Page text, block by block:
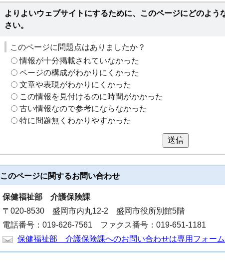
よりよいウェブサイトにするために、このページにどのよう
さい。
このページに問題点はありましたか？
情報が十分掲載されていなかった
ページの構成がわかりにくかった
文章や表現がわかりにくかった
この情報を見付けるのに時間がかかった
古い情報なので参考にならなかった
特に問題無くわかりやすかった
送信
このページに関するお問い合わせ
保健福祉部 介護保険課
〒020-8530 盛岡市内丸12-2 盛岡市役所別館5階
電話番号：019-626-7561 ファクス番号：019-651-1181
保健福祉部 介護保険課へのお問い合わせは専用フォーム